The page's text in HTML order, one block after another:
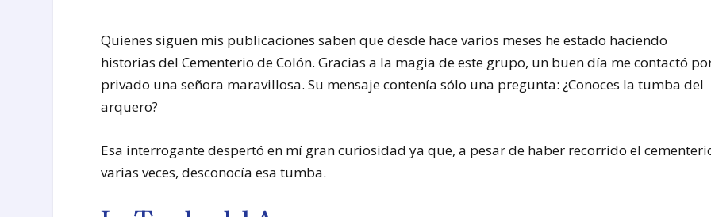
Quienes siguen mis publicaciones saben que desde hace varios meses he estado haciendo
historias del Cementerio de Colón. Gracias a la magia de este grupo, un buen día me contactó
privado una señora maravillosa. Su mensaje contenía sólo una pregunta: ¿Conoces la tumba del
arquero?
Esa interrogante despertó en mí gran curiosidad ya que, a pesar de haber recorrido el
varias veces, desconocía esa tumba.